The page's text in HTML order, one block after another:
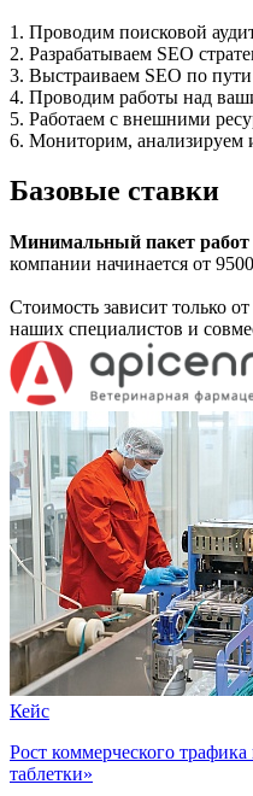
1. Проводим поисковой
2. Разрабатываем SEO
3. Выстраиваем SEO по пути
4. Проводим работы над
5. Работаем с внешними
6. Мониторим, анализируем
Базовые ставки
Минимальный пакет работ
компании начинается от
Стоимость зависит только
наших специалистов и
Кейс
Рост коммерческого
таблетки»